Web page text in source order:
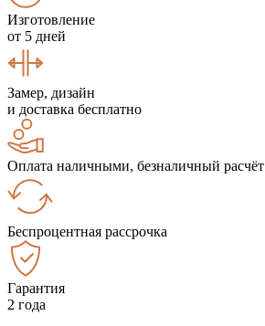
Изготовление
от 5 дней
Замер, дизайн
и доставка бесплатно
Оплата наличными, безналичный расчёт
Беспроцентная рассрочка
Гарантия
2 года